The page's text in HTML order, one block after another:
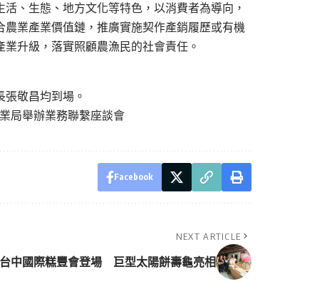
、生態、地方文化等特色，以消費者為導向，
業產業價值鏈，推廣實施契作產銷履歷或有機
升級，落實照顧農漁民的社會責任。
敬昌均到場。
局舉辦業務聯繫座談會
Facebook
NEXT ARTICLE
中國際糕豐會登場 巨型太陽餅壽龜亮相